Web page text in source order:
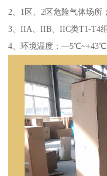
2、1区、2区危险气体场所；
3、IIA、IIB、IIC类T1-T4
4、环境温度：—5℃~+43℃